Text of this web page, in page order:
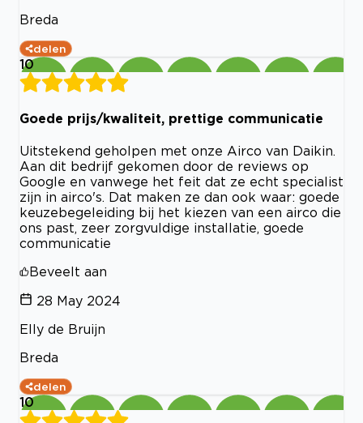
Breda
delen
10
Goede prijs/kwaliteit, prettige communicatie
Uitstekend geholpen met onze Airco van Daikin.
Aan dit bedrijf gekomen door de reviews op
Google en vanwege het feit dat ze echt specialist
zijn in airco's. Dat maken ze dan ook waar: goede
keuzebegeleiding bij het kiezen van een airco die
ons past, zeer zorgvuldige installatie, goede
communicatie
Beveelt aan
28 May 2024
Elly de Bruijn
Breda
delen
10